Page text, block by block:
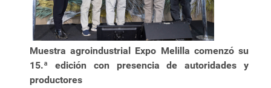
Muestra agroindustrial Expo Melilla comenzó su
15.ª edición con presencia de autoridades y
productores